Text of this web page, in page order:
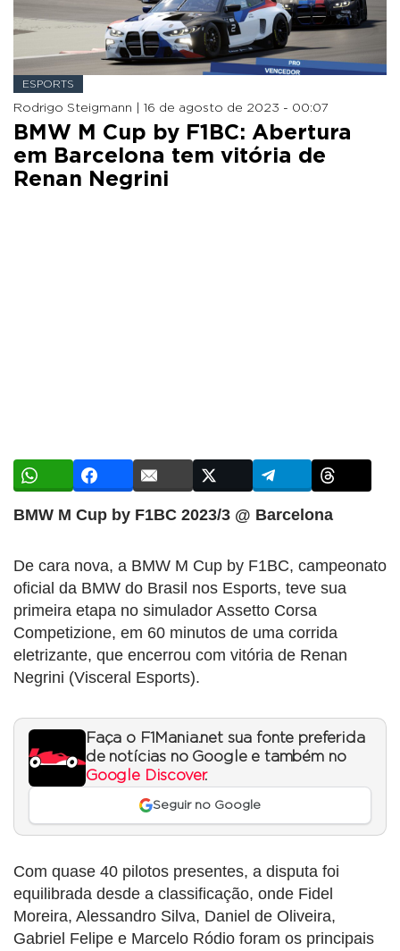
ESPORTS
Rodrigo Steigmann | 16 de agosto de 2023 - 00:07
BMW M Cup by F1BC: Abertura
em Barcelona tem vitória de
Renan Negrini
BMW M Cup by F1BC 2023/3 @ Barcelona
De cara nova, a BMW M Cup by F1BC, campeonato
oficial da BMW do Brasil nos Esports, teve sua
primeira etapa no simulador Assetto Corsa
Competizione, em 60 minutos de uma corrida
eletrizante, que encerrou com vitória de Renan
Negrini (Visceral Esports).
Faça o F1Mania.net sua fonte preferida
de notícias no Google e também no
Google Discover.
Seguir no Google
Com quase 40 pilotos presentes, a disputa foi
equilibrada desde a classificação, onde Fidel
Moreira, Alessandro Silva, Daniel de Oliveira,
Gabriel Felipe e Marcelo Ródio foram os principais